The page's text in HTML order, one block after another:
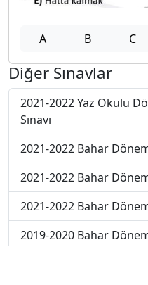
A B C
Diğer Sınavlar
2021-2022 Yaz Okulu
Sınavı
2021-2022 Bahar
2021-2022 Bahar
2021-2022 Bahar
2019-2020 Bahar